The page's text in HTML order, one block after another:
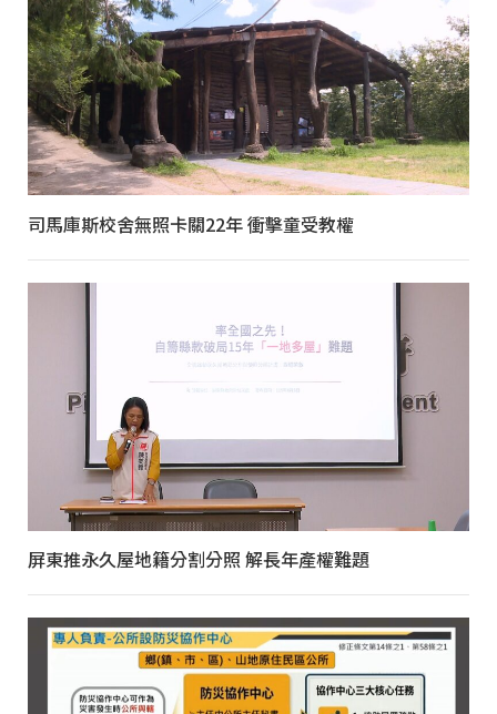
司馬庫斯校舍無照卡關22年 衝擊童受教權
屏東推永久屋地籍分割分照 解長年產權難題